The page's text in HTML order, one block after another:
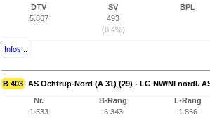
DTV
5.867
SV
493
(8,4%)
BPL
Infos...
B 403 AS Ochtrup-Nord (A 31) (29) - LG NW/NI nördl.
Nr.
1.533
B-Rang
8.343
L-Rang
1.866